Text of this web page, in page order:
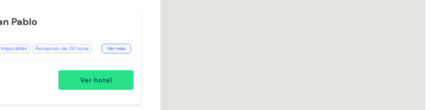
Pablo
Recepción de 24 horas
Ver más
Ver hotel